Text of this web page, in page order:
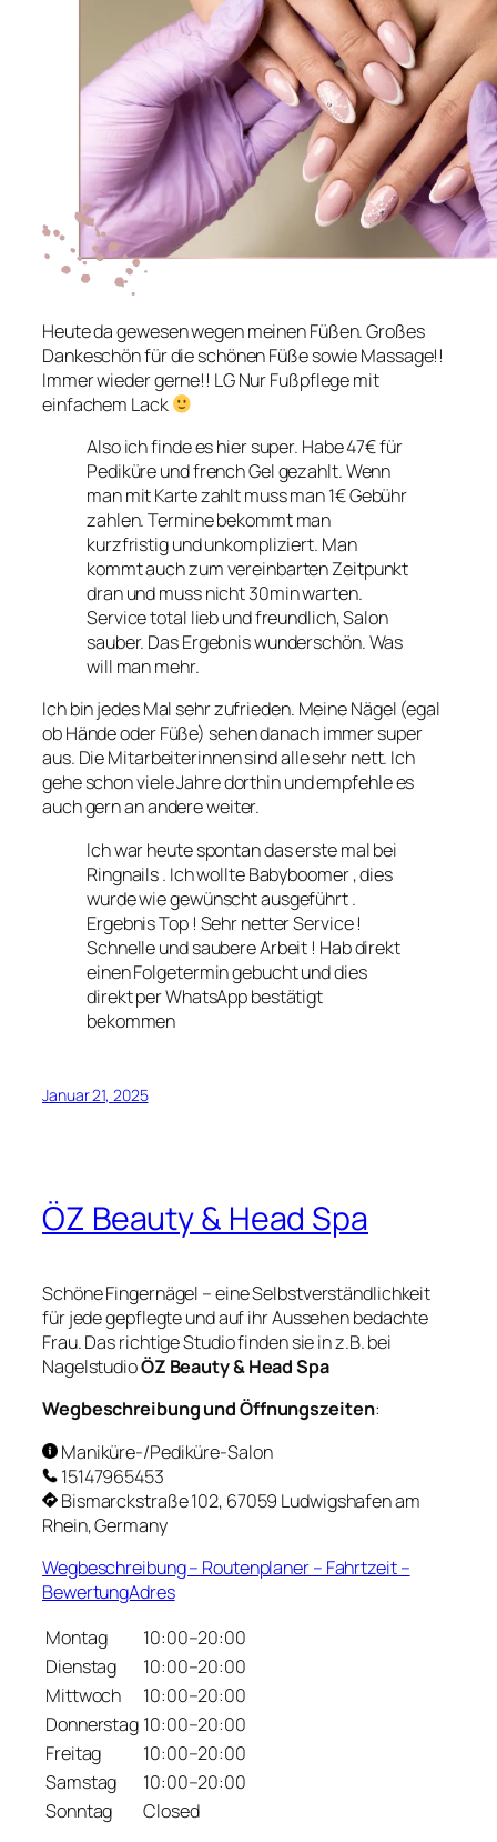
Heute da gewesen wegen meinen Füßen. Großes
Dankeschön für die schönen Füße sowie Massage!!
Immer wieder gerne!! LG Nur Fußpflege mit
einfachem Lack
Also ich finde es hier super. Habe 47€ für
Pediküre und french Gel gezahlt. Wenn
man mit Karte zahlt muss man 1€ Gebühr
zahlen. Termine bekommt man
kurzfristig und unkompliziert. Man
kommt auch zum vereinbarten Zeitpunkt
dran und muss nicht 30min warten.
Service total lieb und freundlich, Salon
sauber. Das Ergebnis wunderschön. Was
will man mehr.
Ich bin jedes Mal sehr zufrieden. Meine Nägel (egal
ob Hände oder Füße) sehen danach immer super
aus. Die Mitarbeiterinnen sind alle sehr nett. Ich
gehe schon viele Jahre dorthin und empfehle es
auch gern an andere weiter.
Ich war heute spontan das erste mal bei
Ringnails . Ich wollte Babyboomer , dies
wurde wie gewünscht ausgeführt .
Ergebnis Top ! Sehr netter Service !
Schnelle und saubere Arbeit ! Hab direkt
einen Folgetermin gebucht und dies
direkt per WhatsApp bestätigt
bekommen
Januar 21, 2025
ÖZ Beauty & Head Spa
Schöne Fingernägel – eine Selbstverständlichkeit
für jede gepflegte und auf ihr Aussehen bedachte
Frau. Das richtige Studio finden sie in z.B. bei
NagelstudioÖZ Beauty & Head Spa
Wegbeschreibung und Öffnungszeiten:
Maniküre-/Pediküre-Salon
15147965453
Bismarckstraße 102, 67059 Ludwigshafen am
Rhein, Germany
Wegbeschreibung – Routenplaner – Fahrtzeit –
BewertungAdres
Montag
10:00–20:00
Dienstag
10:00–20:00
Mittwoch
10:00–20:00
Donnerstag 10:00–20:00
Freitag
10:00–20:00
Samstag
10:00–20:00
Sonntag
Closed